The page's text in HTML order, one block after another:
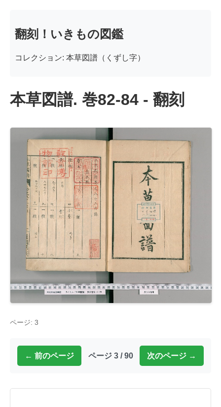
翻刻！いきもの図鑑
コレクション: 本草図譜（くずし字）
本草図譜. 巻82-84 - 翻刻
ページ: 3
← 前のページ ページ 3 / 90 次のページ →